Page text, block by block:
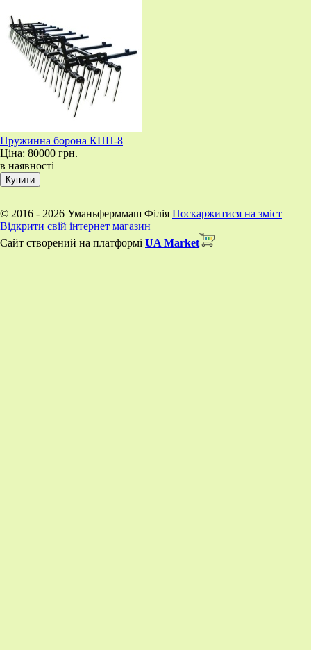
Пружинна борона КПП-8
Ціна: 80000 грн.
в наявності
© 2016 - 2026 Уманьферммаш Філія Поскаржитися на зміст
Відкрити свій інтернет магазин
Сайт створений на платформі UA Market